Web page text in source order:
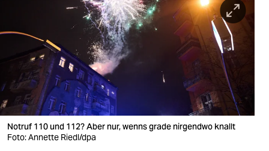
nord
wahrheit
verlag
verlag
veranstaltungen
Notruf 110 und 112? Aber nur, wenns grade nirgendwo knallt
Foto: Annette Riedl/dpa